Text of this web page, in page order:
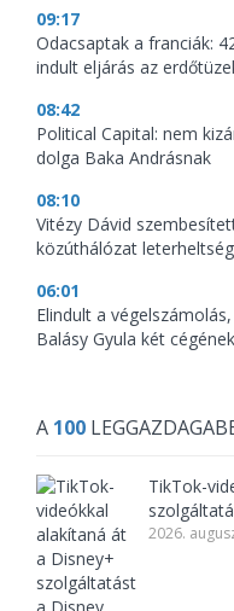
09:17
Odacsaptak a franciák:
indult eljárás az
08:42
Political Capital: nem
dolga Baka Andrásnak
08:10
Vitézy Dávid
közúthálózat
06:01
Elindult a
Balásy Gyula két cégének
A 100
TikTok-
2026.